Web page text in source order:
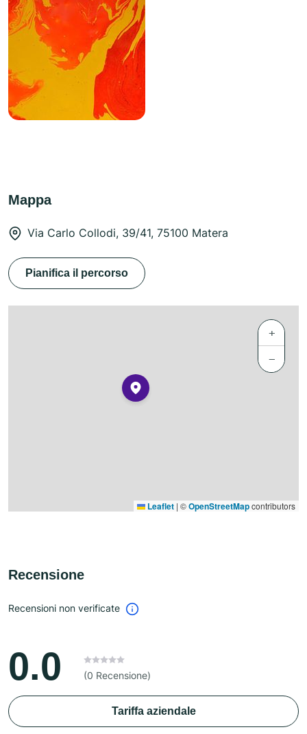
Mappa
Via Carlo Collodi, 39/41, 75100 Matera
Pianifica il percorso
+
−
Leaflet | ©OpenStreetMapcontributors
Recensione
Recensioni non verificate
0.0 (0 Recensione)
Tariffa aziendale